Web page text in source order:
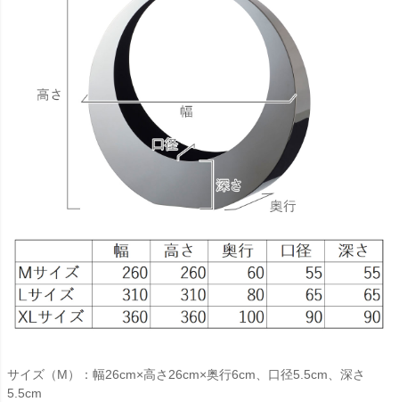
サイズ（M）：幅26cm×高さ26cm×奥行6cm、口径5.5cm、深さ
5.5cm